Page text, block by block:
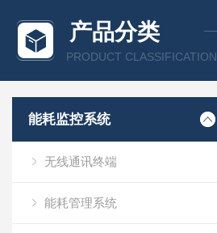
产品分类
PRODUCT CLASSIFICATION
能耗监控系统
无线通讯终端
能耗管理系统